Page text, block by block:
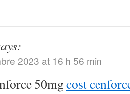
2023 at 16 h 56 min
50mg cost